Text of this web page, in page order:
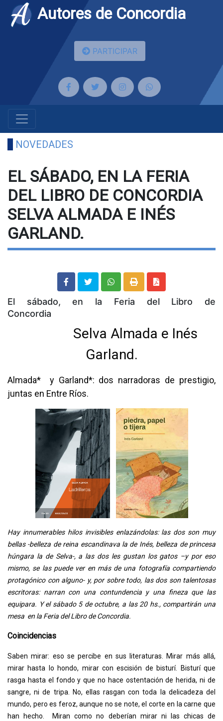
Autores de Concordia
PARTICIPAR
NOVEDADES
EL SÁBADO, EN LA FERIA
DEL LIBRO DE CONCORDIA
SELVA ALMADA E INÉS
GARLAND.
El sábado, en la Feria del Libro de
Concordia
Selva Almada e Inés
Garland.
Almada* y Garland*: dos narradoras de prestigio,
juntas en Entre Ríos.
Hay innumerables hilos invisibles enlazándolas: las dos son muy
bellas -belleza de reina escandinava la de Inés, belleza de princesa
húngara la de Selva-, a las dos les gustan los gatos –y por eso
mismo, se las puede ver en más de una fotografía compartiendo
protagónico con alguno- y, por sobre todo, las dos son talentosas
escritoras: narran con una contundencia y una fineza que las
equipara. Y el sábado 5 de octubre, a las 20 hs., compartirán una
mesa en la Feria del Libro de Concordia.
Coincidencias
Saben mirar: eso se percibe en sus literaturas. Mirar más allá,
mirar hasta lo hondo, mirar con escisión de bisturí. Bisturí que
rasga hasta el fondo y que no hace ostentación de herida, ni de
sangre, ni de tripa. No, ellas rasgan con toda la delicadeza del
mundo, pero es feroz, aunque no se note, el corte en la carne que
han hecho. Miran como no deberían mirar ni las chicas de